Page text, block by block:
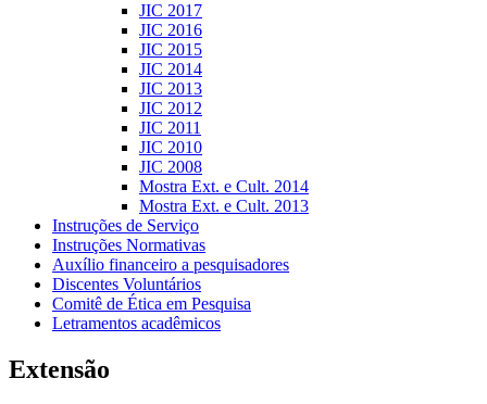
JIC 2017
JIC 2016
JIC 2015
JIC 2014
JIC 2013
JIC 2012
JIC 2011
JIC 2010
JIC 2008
Mostra Ext. e Cult. 2014
Mostra Ext. e Cult. 2013
Instruções de Serviço
Instruções Normativas
Auxílio financeiro a pesquisadores
Discentes Voluntários
Comitê de Ética em Pesquisa
Letramentos acadêmicos
Extensão